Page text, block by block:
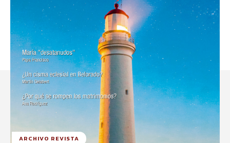
ARCHIVO REVISTA